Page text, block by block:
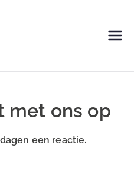
Medezegg
met ons op
een reactie.